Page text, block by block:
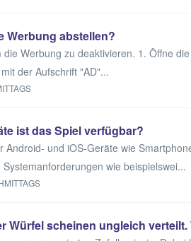
Werbung abstellen?
Werbung zu deaktivieren. 1. Öffne
der Aufschrift "AD"...
ist das Spiel verfügbar?
Android- und iOS-Geräte wie
wie beispielswei...
Würfel scheinen ungleich